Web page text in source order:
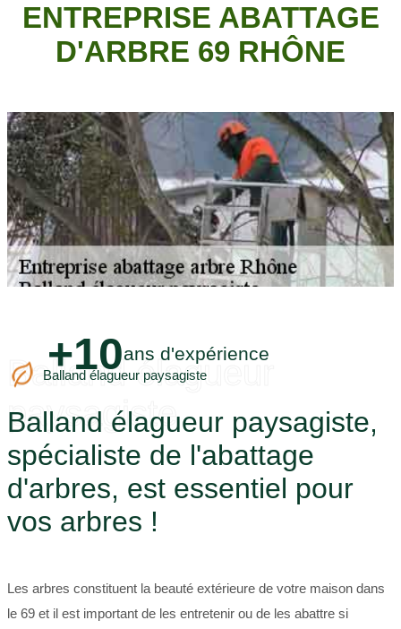
ENTREPRISE ABATTAGE
D'ARBRE 69 RHÔNE
+10ans d'expérience
Balland élagueur paysagiste
Balland élagueur
paysagiste
Balland élagueur paysagiste,
spécialiste de l'abattage
d'arbres, est essentiel pour
vos arbres !
Les arbres constituent la beauté extérieure de votre maison dans
le 69 et il est important de les entretenir ou de les abattre si